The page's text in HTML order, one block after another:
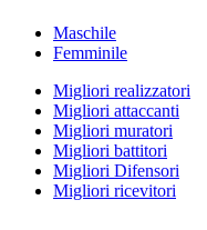
Maschile
Femminile
Migliori realizzatori
Migliori attaccanti
Migliori muratori
Migliori battitori
Migliori Difensori
Migliori ricevitori